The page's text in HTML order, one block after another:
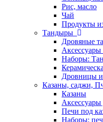
Рис, масло
Чай
Продукты
Тандыры
Дровяные
Наборы:
Дровницы и
Казаны, саджи,
Казаны
Аксессуары
Печи под
Наборы: